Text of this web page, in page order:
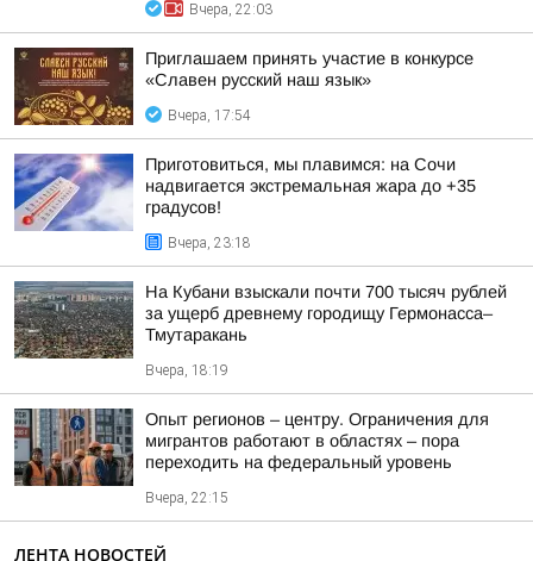
Вчера, 22:03
Приглашаем принять участие в конкурсе
«Славен русский наш язык»
Вчера, 17:54
Приготовиться, мы плавимся: на Сочи
надвигается экстремальная жара до +35
градусов!
Вчера, 23:18
На Кубани взыскали почти 700 тысяч рублей
за ущерб древнему городищу Гермонасса–
Тмутаракань
Вчера, 18:19
Опыт регионов – центру. Ограничения для
мигрантов работают в областях – пора
переходить на федеральный уровень
Вчера, 22:15
ЛЕНТА НОВОСТЕЙ